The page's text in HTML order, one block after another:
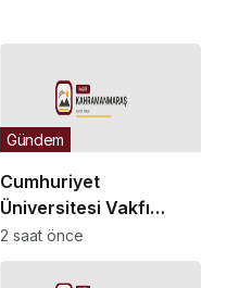
Cumhuriyet
Üniversitesi Vakfı
Okulları
öğretmenlerinden
Gündem
2 saat önce